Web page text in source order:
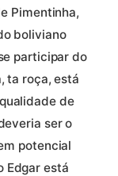
Pimentinha,
boliviano
participar do
ta roça, está
de
ser o
potencial
Edgar está